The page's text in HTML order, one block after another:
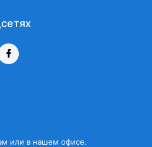
или в нашем офисе.